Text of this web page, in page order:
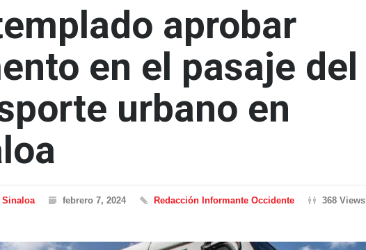
aprobar
en el pasaje del
urbano en
Sinaloa febrero 7, 2024 Redacción Informante Occidente
368 Views